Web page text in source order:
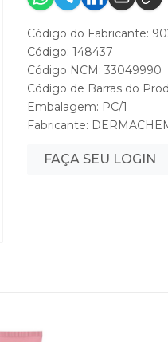
Código do Fabricante:
Código: 148437
Código NCM: 33049990
Código de Barras do
Embalagem: PC/1
Fabricante:
FAÇA SEU LOGIN